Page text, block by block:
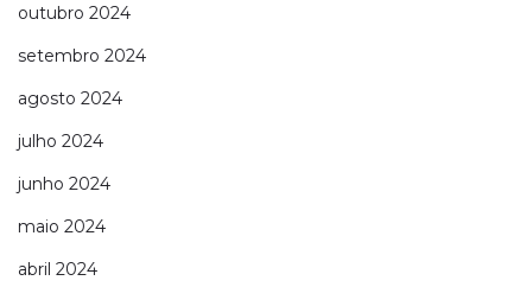
outubro 2024
setembro 2024
agosto 2024
julho 2024
junho 2024
maio 2024
abril 2024